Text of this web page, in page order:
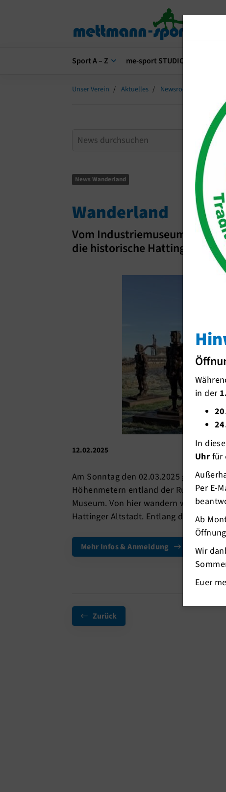
Sport A – Z me-sport STUDIO
Unser Verein Aktuelles Newsroom
News Wanderland
Wanderland
Vom Industriemuseum
die historische Hattinger
12.02.2025
Am Sonntag den 02.03.2025 geht der
Höhenmetern entland der Ruhr und
Museum. Von hier wandern wir zu den
Hattinger Altstadt. Entlang der Ruhr
Mehr Infos & Anmeldung
Zurück
in der
In
Uhr für
Per E-
Ab
Wir
Euer